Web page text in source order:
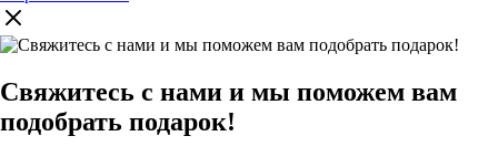
Свяжитесь с нами и мы поможем вам
подобрать подарок!